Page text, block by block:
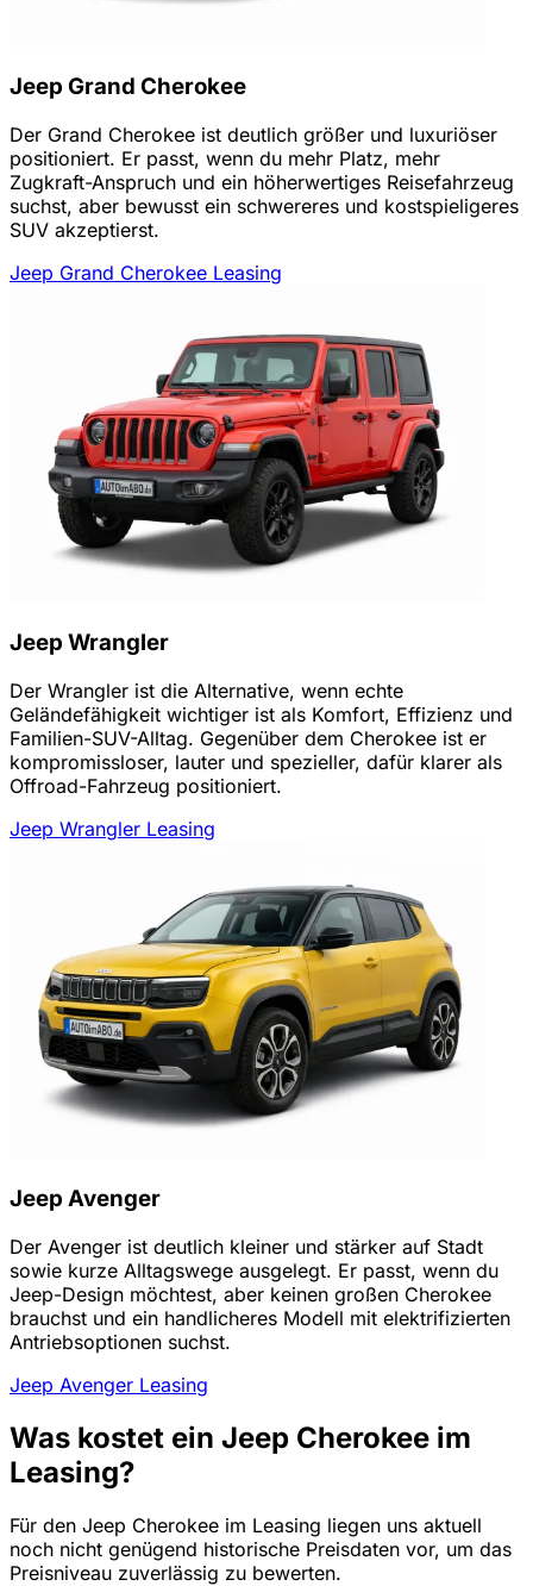
Jeep Grand Cherokee
Der Grand Cherokee ist deutlich größer und luxuriöser
positioniert. Er passt, wenn du mehr Platz, mehr
Zugkraft-Anspruch und ein höherwertiges Reisefahrzeug
suchst, aber bewusst ein schwereres und kostspieligeres
SUV akzeptierst.
Jeep Grand Cherokee Leasing
Jeep Wrangler
Der Wrangler ist die Alternative, wenn echte
Geländefähigkeit wichtiger ist als Komfort, Effizienz und
Familien-SUV-Alltag. Gegenüber dem Cherokee ist er
kompromissloser, lauter und spezieller, dafür klarer als
Offroad-Fahrzeug positioniert.
Jeep Wrangler Leasing
Jeep Avenger
Der Avenger ist deutlich kleiner und stärker auf Stadt
sowie kurze Alltagswege ausgelegt. Er passt, wenn du
Jeep-Design möchtest, aber keinen großen Cherokee
brauchst und ein handlicheres Modell mit elektrifizierten
Antriebsoptionen suchst.
Jeep Avenger Leasing
Was kostet ein Jeep Cherokee im
Leasing?
Für den Jeep Cherokee im Leasing liegen uns aktuell
noch nicht genügend historische Preisdaten vor, um das
Preisniveau zuverlässig zu bewerten.